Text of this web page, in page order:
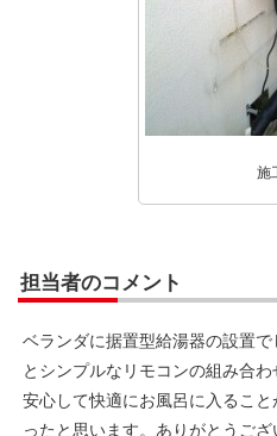
施
担当者のコメント
ベランダに据置型給湯器の設置
とシンプルなリモコンの組み合わ
安心して快適にお風呂に入るこ
ったと思います。ありがとうござ